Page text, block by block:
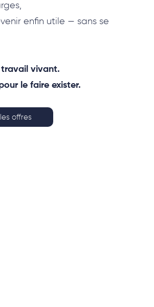
enfin utile — sans se
travail vivant.
le faire exister.
offres